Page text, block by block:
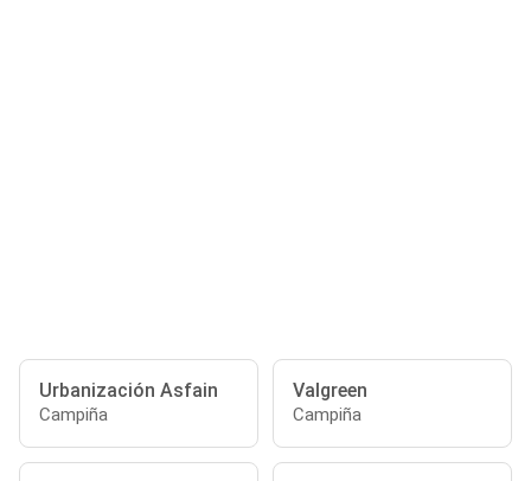
Urbanización Asfain
Campiña
Valgreen
Campiña